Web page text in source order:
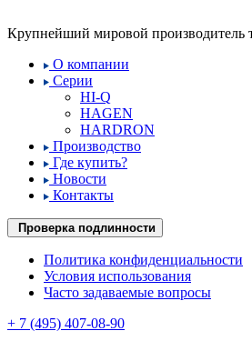
Крупнейший мировой производитель
О компании
Серии
HI-Q
HAGEN
HARDRON
Производство
Где купить?
Новости
Контакты
Проверка подлинности
Политика конфиденциальности
Условия использования
Часто задаваемые вопросы
+ 7 (495) 407-08-90